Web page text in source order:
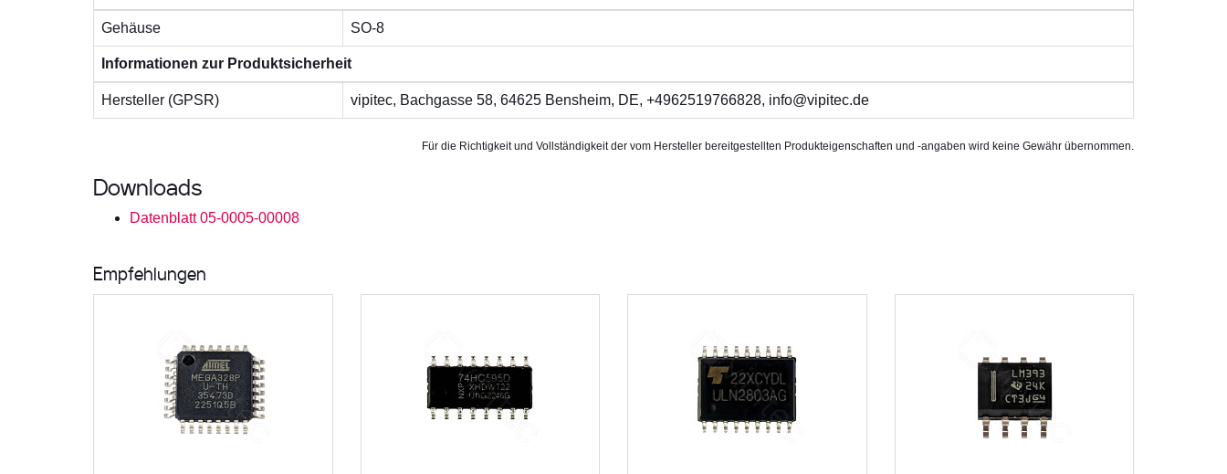
Gehäuse SO-8
Informationen zur Produktsicherheit
Hersteller (GPSR) vipitec, Bachgasse 58, 64625 Bensheim, DE, +4962519766828, info@vipitec.de
Für die Richtigkeit und Vollständigkeit der vom Hersteller bereitgestellten Produkteigenschaften und -angaben wird keine Gewähr übernommen.
Downloads
Datenblatt 05-0005-00008
Empfehlungen